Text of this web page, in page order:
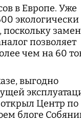
в Европе. Уже
экологически
позволяет
чем на 60
выгодно
Центр по
блоге